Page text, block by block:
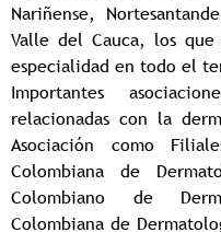
Nariñense,
Valle del Cauca, los
especialidad en todo el
Importantes
relacionadas con la
Asociación como
Colombiana de
Colombiano de
Colombiana de